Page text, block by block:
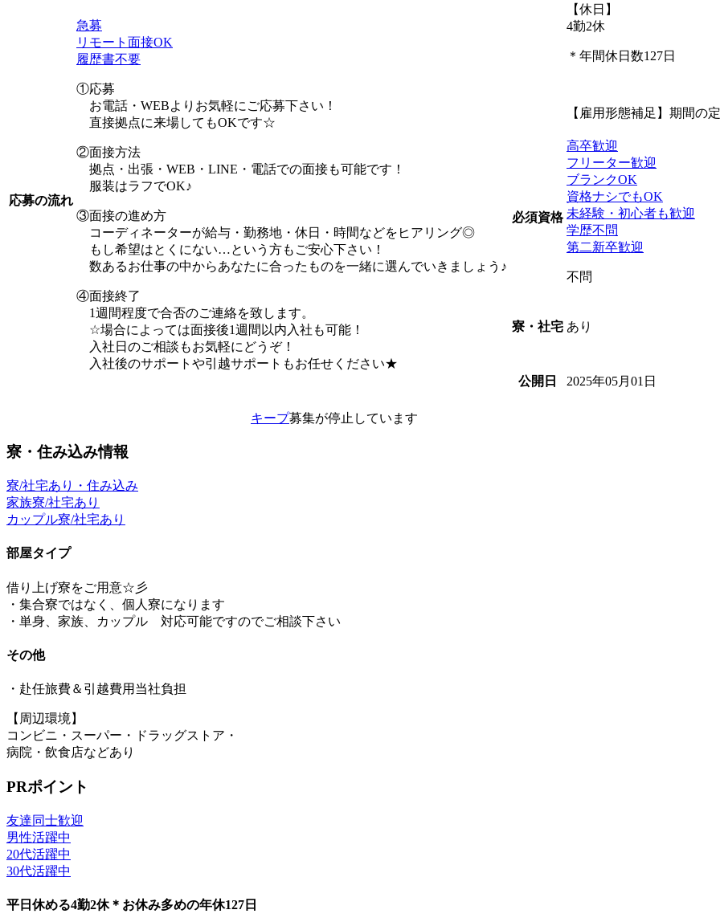
応募の流れ
急募
リモート面接OK
履歴書不要
①応募
お電話・WEBよりお気軽にご応募下さい！
直接拠点に来場してもOKです☆
②面接方法
拠点・出張・WEB・LINE・電話での面接も可能です！
服装はラフでOK♪
③面接の進め方
コーディネーターが給与・勤務地・休日・時間などをヒアリング◎
もし希望はとくにない…という方もご安心下さい！
数あるお仕事の中からあなたに合ったものを一緒に選んでいきましょう♪
④面接終了
1週間程度で合否のご連絡を致します。
☆場合によっては面接後1週間以内入社も可能！
入社日のご相談もお気軽にどうぞ！
入社後のサポートや引越サポートもお任せください★
【休日】
4勤2休
＊年間休日数127日
【雇用形態補足】期間の
必須資格
高卒歓迎
フリーター歓迎
ブランクOK
資格ナシでもOK
未経験・初心者も歓迎
学歴不問
第二新卒歓迎
不問
寮・社宅 あり
公開日 2025年05月01日
キープ募集が停止しています
寮・住み込み情報
寮/社宅あり・住み込み
家族寮/社宅あり
カップル寮/社宅あり
部屋タイプ
借り上げ寮をご用意☆彡
・集合寮ではなく、個人寮になります
・単身、家族、カップル 対応可能ですのでご相談下さい
その他
・赴任旅費＆引越費用当社負担
【周辺環境】
コンビニ・スーパー・ドラッグストア・
病院・飲食店などあり
PRポイント
友達同士歓迎
男性活躍中
20代活躍中
30代活躍中
平日休める4勤2休＊お休み多めの年休127日